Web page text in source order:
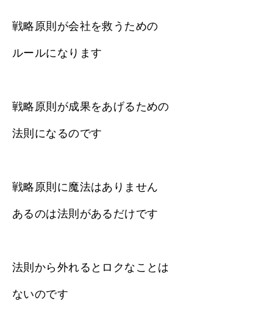
戦略原則が会社を救うための
ルールになります
戦略原則が成果をあげるための
法則になるのです
戦略原則に魔法はありません
あるのは法則があるだけです
法則から外れるとロクなことは
ないのです